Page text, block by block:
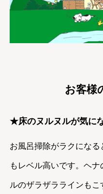
お客様
★床のヌルヌルが気に
お風呂掃除がラクにな
もレベル高いです。ヘ
ルのザラザララインも